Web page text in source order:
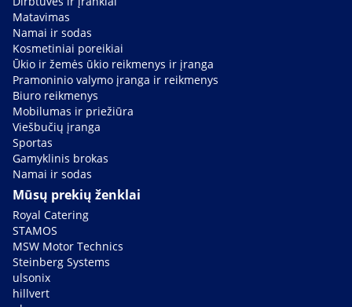
Matavimas
Namai ir sodas
Kosmetiniai poreikiai
Ūkio ir žemės ūkio reikmenys ir įranga
Pramoninio valymo įranga ir reikmenys
Biuro reikmenys
Mobilumas ir priežiūra
Viešbučių įranga
Sportas
Gamyklinis brokas
Namai ir sodas
Mūsų prekių ženklai
Royal Catering
STAMOS
MSW Motor Technics
Steinberg Systems
ulsonix
hillvert